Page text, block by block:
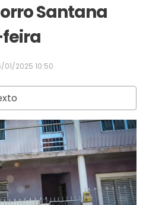
Santana
01/2025 10:50